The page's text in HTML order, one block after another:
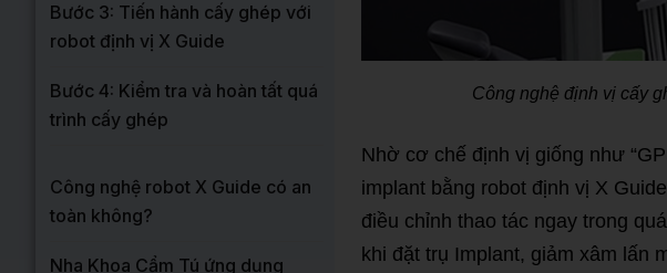
Bước 3: Tiến hành cấy ghép với
robot định vị X Guide
Bước 4: Kiểm tra và hoàn tất quá
trình cấy ghép
Công nghệ robot X Guide có an
toàn không?
Nha Khoa Cẩm Tú ứng dụng
Công nghệ định vị cấy
Nhờ cơ chế định vị giống như
implant bằng robot định vị X
điều chỉnh thao tác ngay trong
khi đặt trụ Implant, giảm xâm lấn